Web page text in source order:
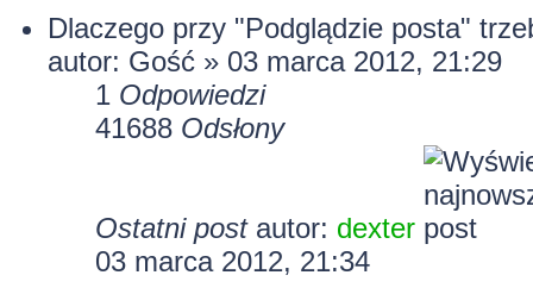
Dlaczego przy "Podglądzie posta"
autor: Gość » 03 marca 2012, 21:29
1 Odpowiedzi
41688 Odsłony
Ostatni post autor: dexter
03 marca 2012, 21:34